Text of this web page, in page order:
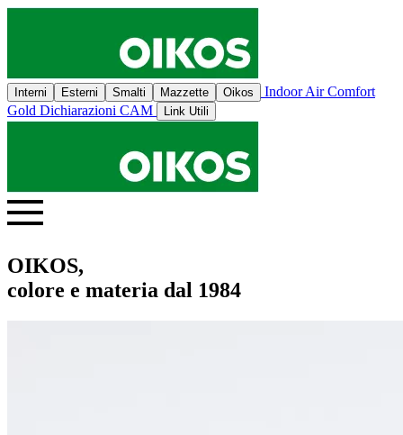
Interni Esterni Smalti Mazzette Oikos
Indoor Air Comfort
Gold Dichiarazioni CAM Link Utili
OIKOS,
colore e materia dal 1984